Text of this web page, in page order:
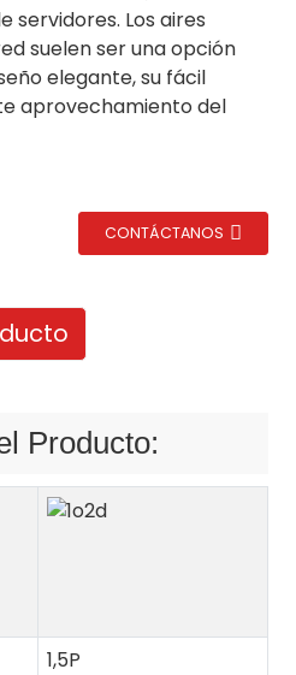
servidores. Los aires
suelen ser una opción
elegante, su fácil
aprovechamiento del
CONTÁCTANOS
Producto:
1,5P